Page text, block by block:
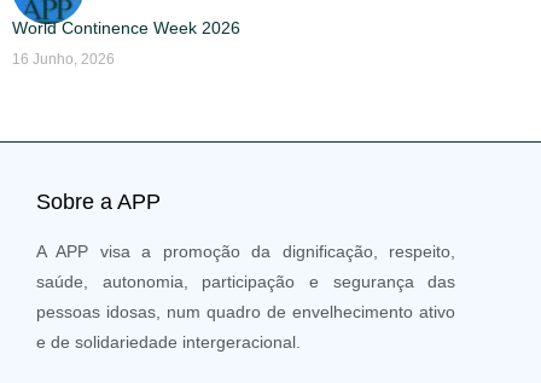
World Continence Week 2026
16 Junho, 2026
Sobre a APP
A APP visa a promoção da dignificação, respeito,
saúde, autonomia, participação e segurança das
pessoas idosas, num quadro de envelhecimento ativo
e de solidariedade intergeracional.